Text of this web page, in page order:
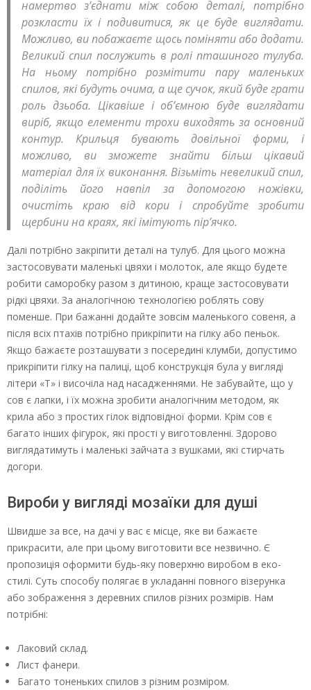
намертво з’єднати між собою деталі, потрібно
розкласти їх і подивитися, як це буде виглядати.
Можливо, ви побажаєте щось поміняти або додати.
Великий спил послужить в ролі пташиного тулуба.
На ньому потрібно розмітити пару маленьких
спилов, які будуть очима, а ще сучок, який буде грати
роль дзьоба. Цікавіше і об’ємною буде виглядати
виріб, якщо елементи трохи виходять за основний
контур. Крильця бувають довільної форми, і
можливо, ви зможете знайти більш цікавий
матеріал для їх виконання. Візьміть невеликий спил,
поділіть його навпіл за допомогою ножівки,
очистіть краю від кори і спробуйте зробити
щербини на краях, які імітують пір’ячко.
Далі потрібно закріпити деталі на тулуб. Для цього можна
застосовувати маленькі цвяхи і молоток, але якщо будете
робити саморобку разом з дитиною, краще застосовувати
рідкі цвяхи. За аналогічною технологією роблять сову
поменше. При бажанні додайте зовсім маленького совеня, а
після всіх птахів потрібно прикріпити на гілку або пеньок.
Якщо бажаєте розташувати з посередині клумби, допустимо
прикріпити гілку на палиці, щоб конструкція була у вигляді
літери «Т» і височіла над насадженнями. Не забувайте, що у
сов є лапки, і їх можна зробити аналогічним методом, як
крила або з простих гілок відповідної форми. Крім сов є
багато інших фігурок, які прості у виготовленні. Здорово
виглядатимуть і маленькі зайчата з вушками, які стирчать
догори.
Вироби у вигляді мозаїки для душі
Швидше за все, на дачі у вас є місце, яке ви бажаєте
прикрасити, але при цьому виготовити все незвично. Є
пропозиція оформити будь-яку поверхню виробом в еко-
стилі. Суть способу полягає в укладанні повного візерунка
або зображення з деревних спилов різних розмірів. Нам
потрібні:
Лаковий склад.
Лист фанери.
Багато тоненьких спилов з різним розміром.